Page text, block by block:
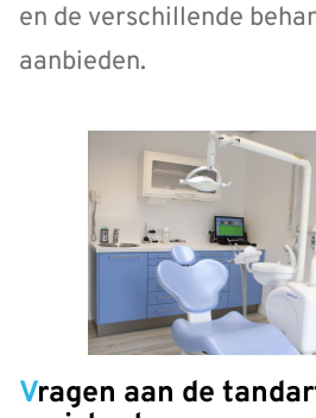
en de verschillende
aanbieden.
Vragen aan de tandarts of